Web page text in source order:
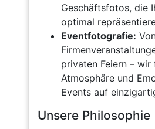
Geschäftsfotos, die
optimal
Eventfotografie:
privaten Feiern – wir
Atmosphäre und
Events auf
Unsere Philosophie